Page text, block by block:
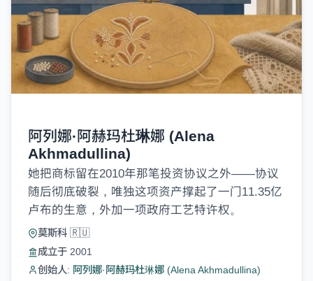
阿列娜·阿赫玛杜琳娜 (Alena
Akhmadullina)
她把商标留在2010年那笔投资协议之外——协议
随后彻底破裂，唯独这项资产撑起了一门11.35亿
卢布的生意，外加一项政府工艺特许权。
莫斯科 🇷🇺
成立于 2001
创始人: 阿列娜·阿赫玛杜琳娜 (Alena Akhmadullina)